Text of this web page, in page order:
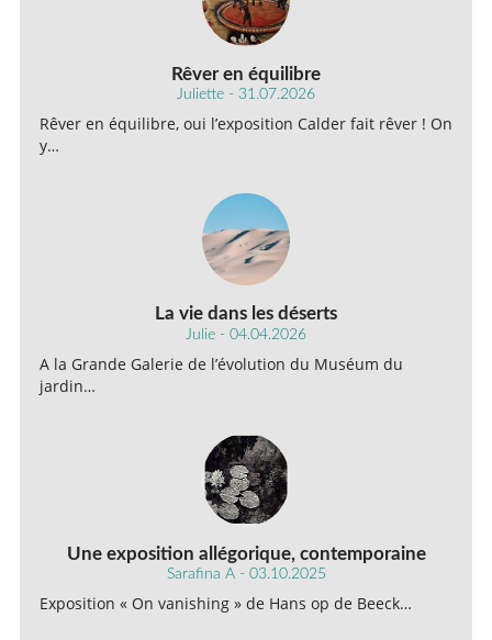
Rêver en équilibre
Juliette - 31.07.2026
Rêver en équilibre, oui l’exposition Calder fait rêver ! On
y…
La vie dans les déserts
Julie - 04.04.2026
A la Grande Galerie de l’évolution du Muséum du
jardin…
Une exposition allégorique, contemporaine
Sarafina A - 03.10.2025
Exposition « On vanishing » de Hans op de Beeck…